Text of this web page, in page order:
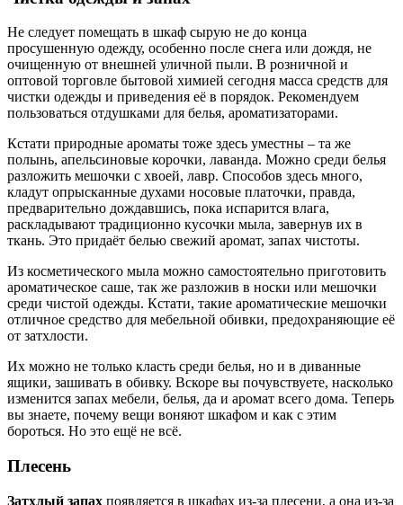
Не следует помещать в шкаф сырую не до конца
просушенную одежду, особенно после снега или дождя, не
очищенную от внешней уличной пыли. В розничной и
оптовой торговле бытовой химией сегодня масса средств для
чистки одежды и приведения её в порядок. Рекомендуем
пользоваться отдушками для белья, ароматизаторами.
Кстати природные ароматы тоже здесь уместны – та же
полынь, апельсиновые корочки, лаванда. Можно среди белья
разложить мешочки с хвоей, лавр. Способов здесь много,
кладут опрысканные духами носовые платочки, правда,
предварительно дождавшись, пока испарится влага,
раскладывают традиционно кусочки мыла, завернув их в
ткань. Это придаёт белью свежий аромат, запах чистоты.
Из косметического мыла можно самостоятельно приготовить
ароматическое саше, так же разложив в носки или мешочки
среди чистой одежды. Кстати, такие ароматические мешочки
отличное средство для мебельной обивки, предохраняющие её
от затхлости.
Их можно не только класть среди белья, но и в диванные
ящики, зашивать в обивку. Вскоре вы почувствуете, насколько
изменится запах мебели, белья, да и аромат всего дома. Теперь
вы знаете, почему вещи воняют шкафом и как с этим
бороться. Но это ещё не всё.
Плесень
Затхлый запах появляется в шкафах из-за плесени, а она из-за